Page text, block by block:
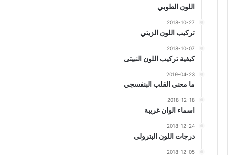
اللون الطوبي
2018-10-27
تركيب اللون الزيتي
2018-10-07
كيفية تركيب اللون النبيتى
2019-04-23
ما معنى القلب البنفسجي
2018-12-18
اسماء الوان غريبة
2018-12-24
درجات اللون البترولى
2018-12-05